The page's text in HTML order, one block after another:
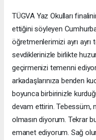
TÜGVA Yaz Okulları
ettiğini söyleyen
öğretmenlerimizi ayrı ayrı
sevdiklerinizle birlikte
geçirmenizi temenni
arkadaşlarınıza benden
boyunca birbirinizle
devam ettirin. Tebessüm,
olmasın diyorum. Tekrar
emanet ediyorum. Sağ